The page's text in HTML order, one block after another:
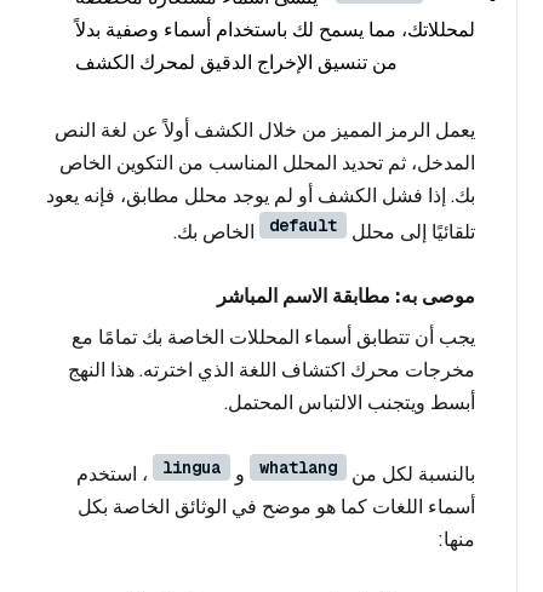
لمحللاتك، مما يسمح لك باستخدام أسماء وصفية بدلاً
من تنسيق الإخراج الدقيق لمحرك الكشف
يعمل الرمز المميز من خلال الكشف أولاً عن لغة النص
المدخل، ثم تحديد المحلل المناسب من التكوين الخاص
بك. إذا فشل الكشف أو لم يوجد محلل مطابق، فإنه يعود
تلقائيًا إلى محلل
default الخاص بك.
موصى به: مطابقة الاسم المباشر
يجب أن تتطابق أسماء المحللات الخاصة بك تمامًا مع
مخرجات محرك اكتشاف اللغة الذي اخترته. هذا النهج
أبسط ويتجنب الالتباس المحتمل.
بالنسبة لكل من whatlang و lingua
، استخدم
أسماء اللغات كما هو موضح في الوثائق الخاصة بكل
منها: